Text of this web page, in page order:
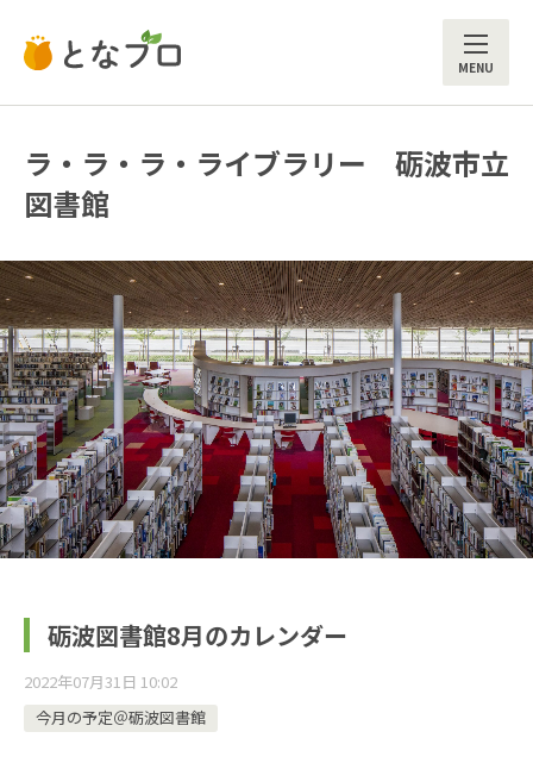
ラ・ラ・ラ・ライブラリー 砺波市立
図書館
砺波図書館8月のカレンダー
2022年07月31日 10:02
今月の予定＠砺波図書館